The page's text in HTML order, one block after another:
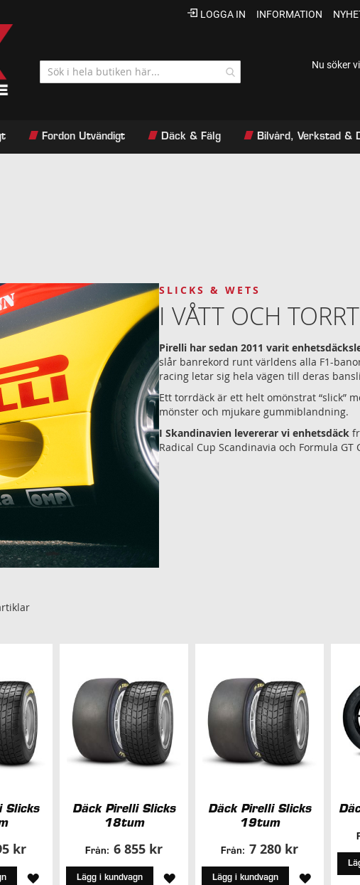
LOGGA IN INFORMATION
Nu söker
Fordon Utvändigt Däck & Fälg Bilvård, Verkstad &
SLICKS & WETS
I VÅTT OCH TORRT
Pirelli har sedan 2011 varit
slår banrekord runt världens alla F1-
racing letar sig hela vägen till deras
Ett torrdäck är ett helt omönstrat “slick”
mönster och mjukare gummiblandning.
I Skandinavien levererar vi enhetsdäck
Radical Cup Scandinavia och Formula GT
Slicks
kr
LÄGG
Däck Pirelli Slicks
18tum
Från: 6 855 kr
Lägg i kundvagn
LÄGG
Däck Pirelli Slicks
19tum
Från: 7 280 kr
Lägg i kundvagn
LÄGG